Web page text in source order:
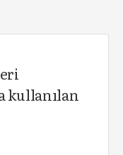
kullanılan